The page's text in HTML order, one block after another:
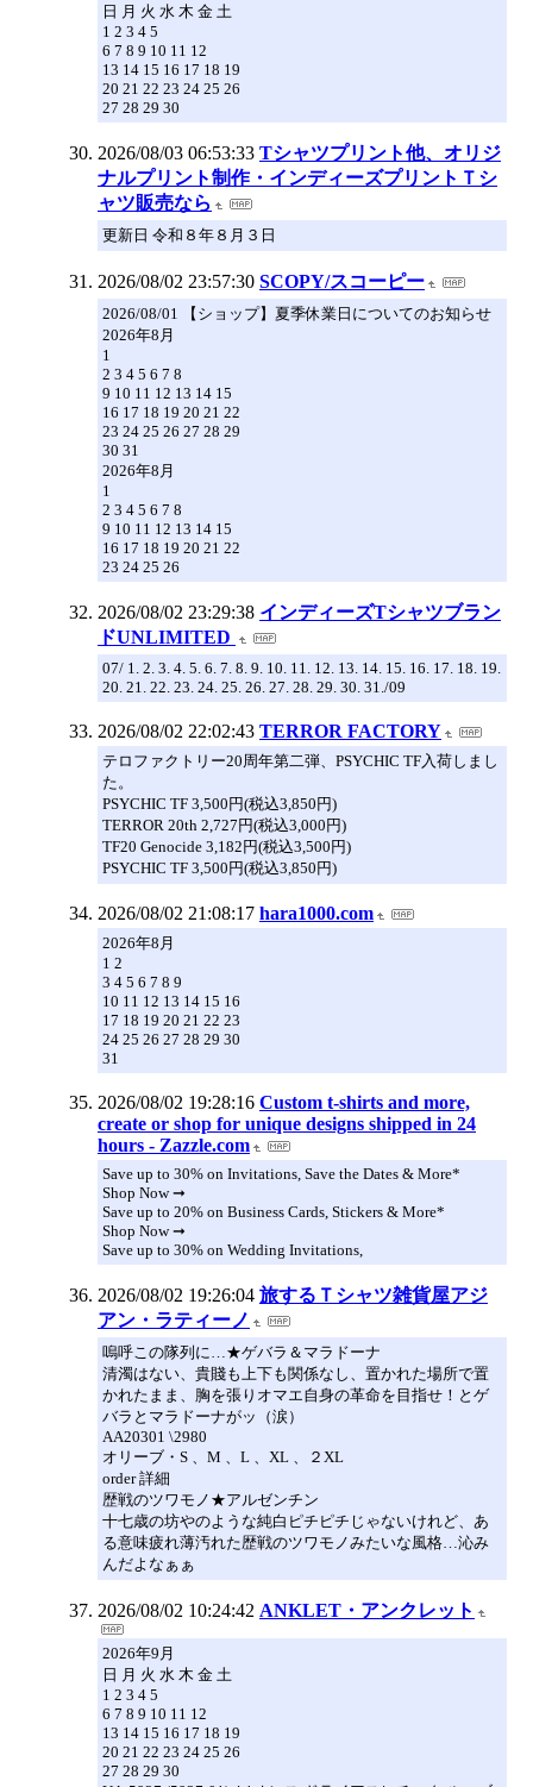
日 月 火 水 木 金 土
1 2 3 4 5
6 7 8 9 10 11 12
13 14 15 16 17 18 19
20 21 22 23 24 25 26
27 28 29 30
2026/08/03 06:53:33 Tシャツプリント他、オリジ
ナルプリント制作・インディーズプリントＴシ
ャツ販売なら
更新日 令和８年８月３日
2026/08/02 23:57:30 SCOPY/スコーピー
2026/08/01 【ショップ】夏季休業日についてのお知らせ
2026年8月
1
2 3 4 5 6 7 8
9 10 11 12 13 14 15
16 17 18 19 20 21 22
23 24 25 26 27 28 29
30 31
2026年8月
1
2 3 4 5 6 7 8
9 10 11 12 13 14 15
16 17 18 19 20 21 22
23 24 25 26
2026/08/02 23:29:38 インディーズTシャツブラン
ドUNLIMITED
07/ 1. 2. 3. 4. 5. 6. 7. 8. 9. 10. 11. 12. 13. 14. 15. 16. 17. 18. 19.
20. 21. 22. 23. 24. 25. 26. 27. 28. 29. 30. 31./09
2026/08/02 22:02:43 TERROR FACTORY
テロファクトリー20周年第二弾、PSYCHIC TF入荷しまし
た。
PSYCHIC TF 3,500円(税込3,850円)
TERROR 20th 2,727円(税込3,000円)
TF20 Genocide 3,182円(税込3,500円)
PSYCHIC TF 3,500円(税込3,850円)
2026/08/02 21:08:17 hara1000.com
2026年8月
1 2
3 4 5 6 7 8 9
10 11 12 13 14 15 16
17 18 19 20 21 22 23
24 25 26 27 28 29 30
31
2026/08/02 19:28:16 Custom t-shirts and more,
create or shop for unique designs shipped in 24
hours - Zazzle.com
Save up to 30% on Invitations, Save the Dates & More*
Shop Now ➞
Save up to 20% on Business Cards, Stickers & More*
Shop Now ➞
Save up to 30% on Wedding Invitations,
2026/08/02 19:26:04 旅するＴシャツ雑貨屋アジ
アン・ラティーノ
嗚呼この隊列に…★ゲバラ＆マラドーナ
清濁はない、貴賤も上下も関係なし、置かれた場所で置
かれたまま、胸を張りオマエ自身の革命を目指せ！とゲ
バラとマラドーナがッ（涙）
AA20301 \2980
オリーブ・S 、M 、L 、XL 、２XL
order 詳細
歴戦のツワモノ★アルゼンチン
十七歳の坊やのような純白ピチピチじゃないけれど、あ
る意味疲れ薄汚れた歴戦のツワモノみたいな風格…沁み
んだよなぁぁ
2026/08/02 10:24:42 ANKLET・アンクレット
2026年9月
日 月 火 水 木 金 土
1 2 3 4 5
6 7 8 9 10 11 12
13 14 15 16 17 18 19
20 21 22 23 24 25 26
27 28 29 30